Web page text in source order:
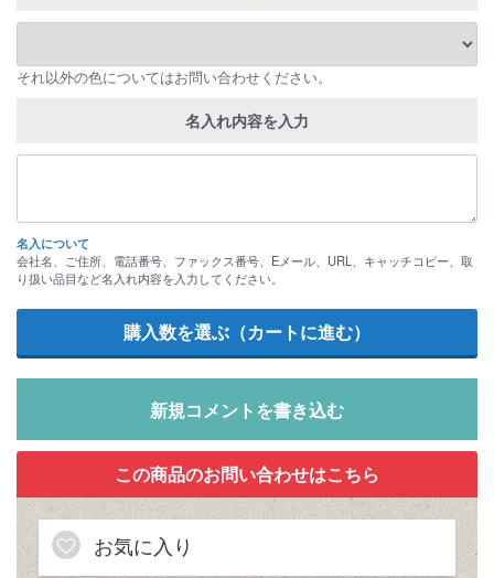
それ以外の色についてはお問い合わせください。
名入れ内容を入力
名入について
会社名、ご住所、電話番号、ファックス番号、Eメール、URL、キャッチコピー、取
り扱い品目など名入れ内容を入力してください。
新規コメントを書き込む
お気に入り